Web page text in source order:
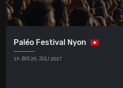
Paléo Festival Nyon
19. BIS 25. JULI 2027